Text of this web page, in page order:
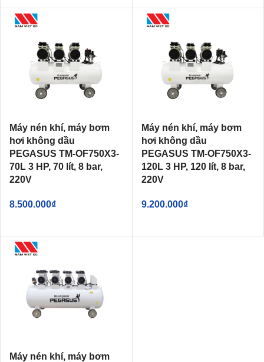
Máy nén khí, máy bơm
hơi không dầu
PEGASUS TM-OF750X3-
70L 3 HP, 70 lít, 8 bar,
220V
8.500.000₫
Máy nén khí, máy bơm
hơi không dầu
PEGASUS TM-OF750X3-
120L 3 HP, 120 lít, 8 bar,
220V
9.200.000₫
Máy nén khí, máy bơm